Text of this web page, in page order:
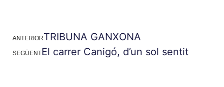
ANTERIORTRIBUNA GANXONA
SEGÜENTEl carrer Canigó, d’un sol sentit